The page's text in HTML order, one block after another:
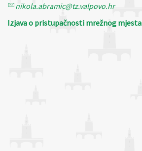
nikola.abramic@tz.valpovo.hr
Izjava o pristupačnosti mrežnog mjesta